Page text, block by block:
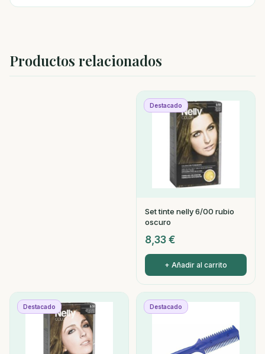
Productos relacionados
Destacado
Set tinte nelly 6/00 rubio
oscuro
8,33 €
+ Añadir al carrito
Destacado Destacado